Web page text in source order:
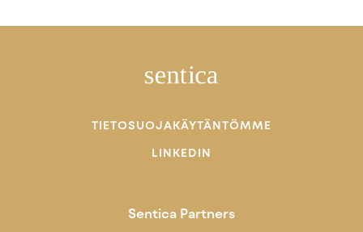
TIETOSUOJAKÄYTÄNTÖMME
LINKEDIN
Sentica Partners